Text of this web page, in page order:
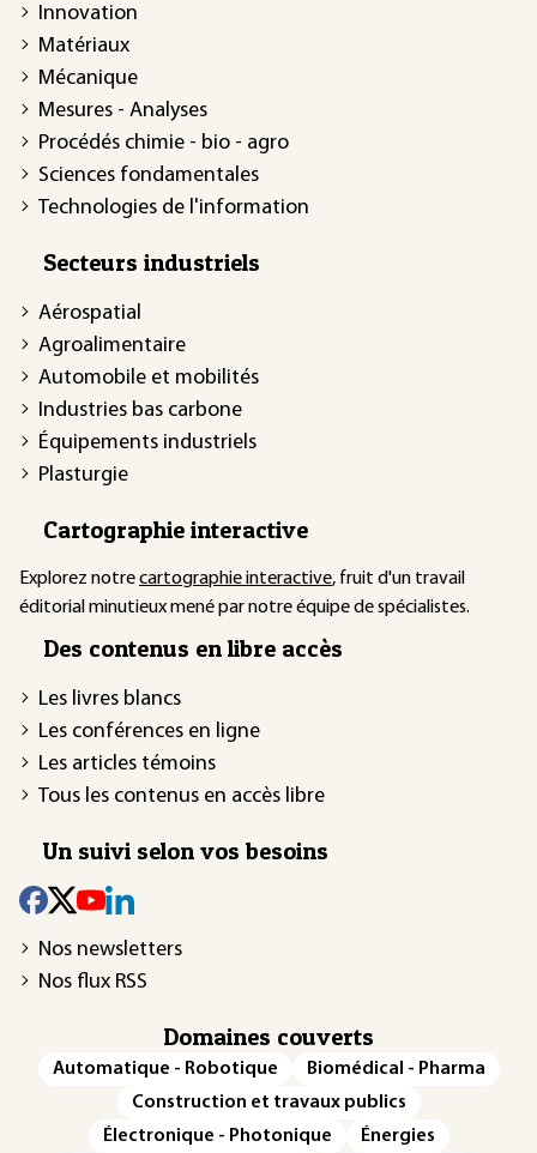
Innovation
Matériaux
Mécanique
Mesures - Analyses
Procédés chimie - bio - agro
Sciences fondamentales
Technologies de l'information
Secteurs industriels
Aérospatial
Agroalimentaire
Automobile et mobilités
Industries bas carbone
Équipements industriels
Plasturgie
Cartographie interactive
Explorez notrecartographie interactive, fruit d'un travail
éditorial minutieux mené par notre équipe de spécialistes.
Des contenus en libre accès
Les livres blancs
Les conférences en ligne
Les articles témoins
Tous les contenus en accès libre
Un suivi selon vos besoins
Nos newsletters
Nos flux RSS
Domaines couverts
Automatique - Robotique
Biomédical - Pharma
Construction et travaux publics
Électronique - Photonique
Énergies